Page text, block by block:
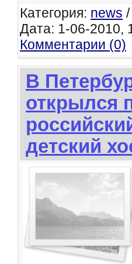
Категория: news
Дата: 1-06-2010,
Комментарии (0)
В
открылся
детский